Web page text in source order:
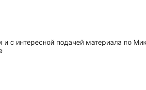
с интересной подачей материала по